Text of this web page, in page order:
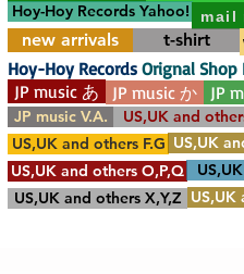
Hoy-Hoy Records Yahoo! mail
new arrivals
t-shirt
JP music あ JP music か JP
JP music V.A.
US,UK and
US,UK and others F.G US,UK
US,UK and others O,P,Q
US,UK and others X,Y,Z US,UK
Hoy-Hoy Records Orignal Shop